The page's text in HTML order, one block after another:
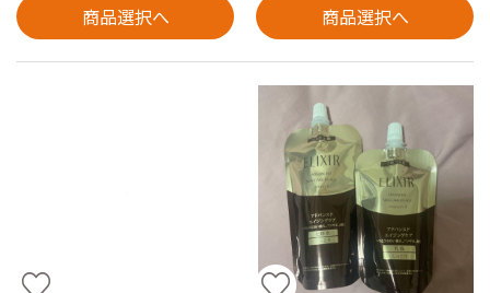
商品選択へ 商品選択へ